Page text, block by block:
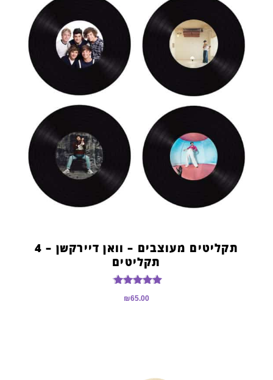
תקליטים מעוצבים – וואן דיירקשן – 4
תקליטים
5.00
₪65.00